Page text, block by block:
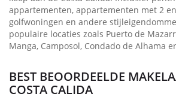
appartementen, appartementen met 2
golfwoningen en andere
populaire locaties zoals Puerto de
Manga, Camposol, Condado de Alhama
BEST BEOORDEELDE
COSTA CALIDA